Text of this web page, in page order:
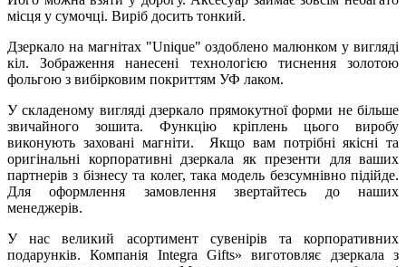
місця у сумочці. Виріб досить тонкий.
Дзеркало на магнітах "Unique" оздоблено малюнком у вигляді
кіл. Зображення нанесені технологією тиснення золотою
фольгою з вибірковим покриттям УФ лаком.
У складеному вигляді дзеркало прямокутної форми не більше
звичайного зошита. Функцію кріплень цього виробу
виконують заховані магніти. Якщо вам потрібні якісні та
оригінальні корпоративні дзеркала як презенти для ваших
партнерів з бізнесу та колег, така модель безсумнівно підійде.
Для оформлення замовлення звертайтесь до наших
менеджерів.
У нас великий асортимент сувенірів та корпоративних
подарунків. Компанія Integra Gifts» виготовляє дзеркала з